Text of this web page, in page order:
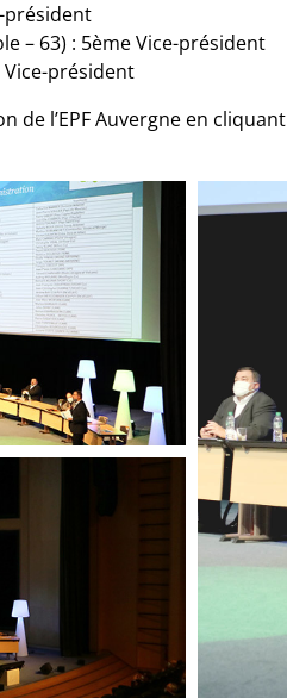
– 63) : 5èmeVice-président
Vice-président
de l’EPF Auvergne en cliquant